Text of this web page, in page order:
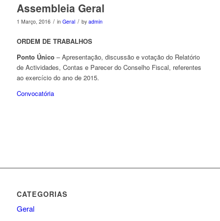
Assembleia Geral
1 Março, 2016 / in Geral / by admin
ORDEM DE TRABALHOS
Ponto Único– Apresentação, discussão e votação do Relatório
de Actividades, Contas e Parecer do Conselho Fiscal, referentes
ao exercício do ano de 2015.
Convocatória
CATEGORIAS
Geral